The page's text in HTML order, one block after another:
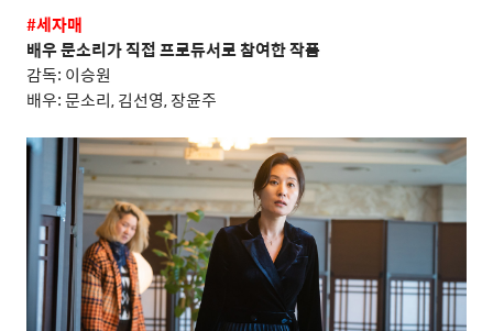
#세자매
배우 문소리가 직접 프로듀서로 참여한 작품
감독: 이승원
배우:문소리,김선영,장윤주